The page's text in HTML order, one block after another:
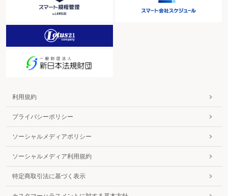
利用規約
プライバシーポリシー
ソーシャルメディアポリシー
ソーシャルメディア利用規約
特定商取引法に基づく表示